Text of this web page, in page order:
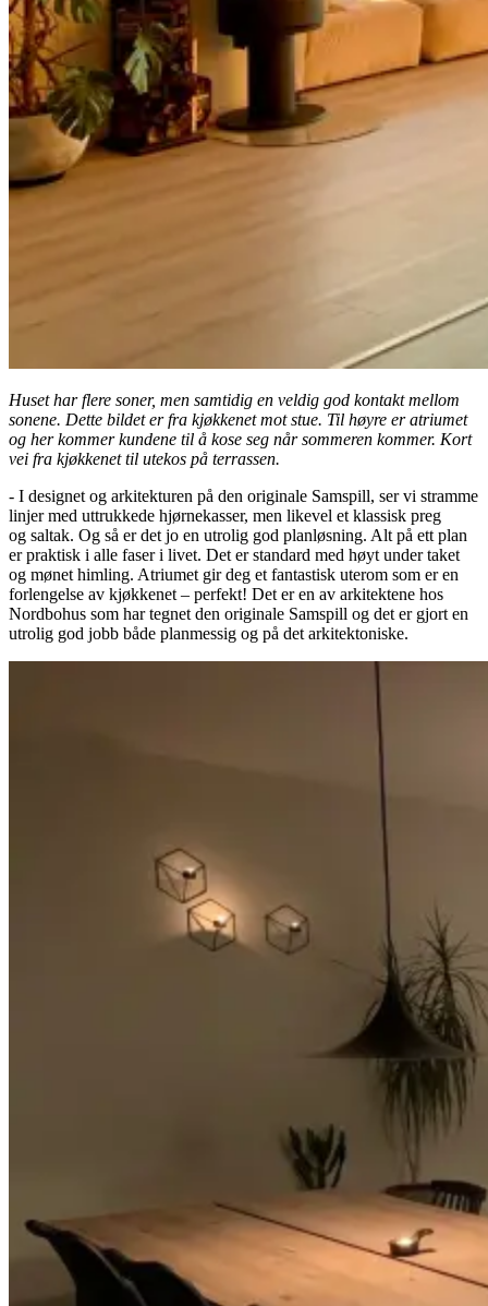
Huset har flere soner, men samtidig en veldig god kontakt mellom
sonene. Dette bildet er fra kjøkkenet mot stue. Til høyre er atriumet
og her kommer kundene til å kose seg når sommeren kommer. Kort
vei fra kjøkkenet til utekos på terrassen.
- I designet og arkitekturen på den originale Samspill, ser vi stramme
linjer med uttrukkede hjørnekasser, men likevel et klassisk preg
og saltak. Og så er det jo en utrolig god planløsning. Alt på ett plan
er praktisk i alle faser i livet. Det er standard med høyt under taket
og mønet himling. Atriumet gir deg et fantastisk uterom som er en
forlengelse av kjøkkenet – perfekt! Det er en av arkitektene hos
Nordbohus som har tegnet den originale Samspill og det er gjort en
utrolig god jobb både planmessig og på det arkitektoniske.